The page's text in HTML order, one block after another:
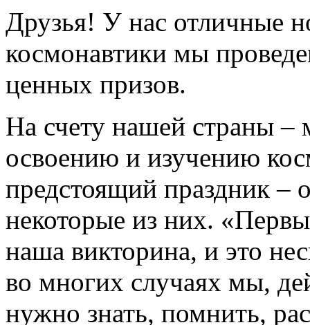
Друзья! У нас отличные
космонавтики мы
ценных призов.
На счету нашей страны –
освоению и изучению
предстоящий праздник –
некоторые из них.
наша викторина, и это
во многих случаях мы,
нужно знать, помнить,